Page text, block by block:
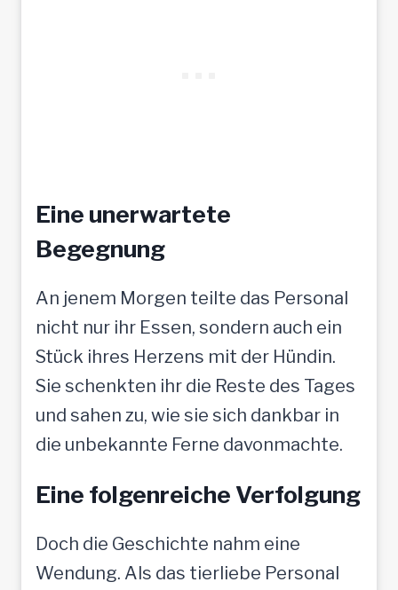
Eine unerwartete
Begegnung
An jenem Morgen teilte das Personal
nicht nur ihr Essen, sondern auch ein
Stück ihres Herzens mit der Hündin.
Sie schenkten ihr die Reste des Tages
und sahen zu, wie sie sich dankbar in
die unbekannte Ferne davonmachte.
Eine folgenreiche Verfolgung
Doch die Geschichte nahm eine
Wendung. Als das tierliebe Personal